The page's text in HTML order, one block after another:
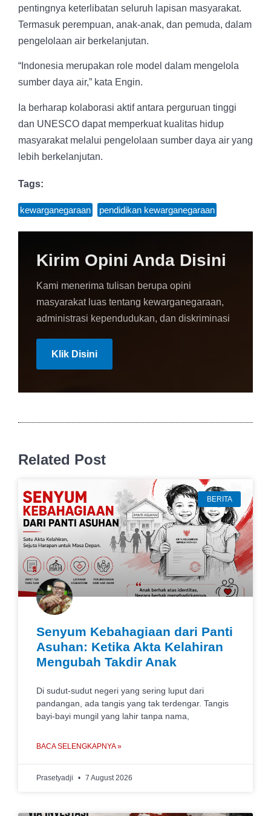
pentingnya keterlibatan seluruh lapisan masyarakat.
Termasuk perempuan, anak-anak, dan pemuda, dalam
pengelolaan air berkelanjutan.
“Indonesia merupakan role model dalam mengelola
sumber daya air,” kata Engin.
Ia berharap kolaborasi aktif antara perguruan tinggi
dan UNESCO dapat memperkuat kualitas hidup
masyarakat melalui pengelolaan sumber daya air yang
lebih berkelanjutan.
Tags:
kewarganegaraan pendidikan kewarganegaraan
Kirim Opini Anda Disini
Kami menerima tulisan berupa opini
masyarakat luas tentang kewarganegaraan,
administrasi kependudukan, dan diskriminasi
Klik Disini
Related Post
BERITA
Senyum Kebahagiaan dari Panti
Asuhan: Ketika Akta Kelahiran
Mengubah Takdir Anak
Di sudut-sudut negeri yang sering luput dari
pandangan, ada tangis yang tak terdengar. Tangis
bayi-bayi mungil yang lahir tanpa nama,
BACA SELENGKAPNYA »
Prasetyadji 7 August 2026